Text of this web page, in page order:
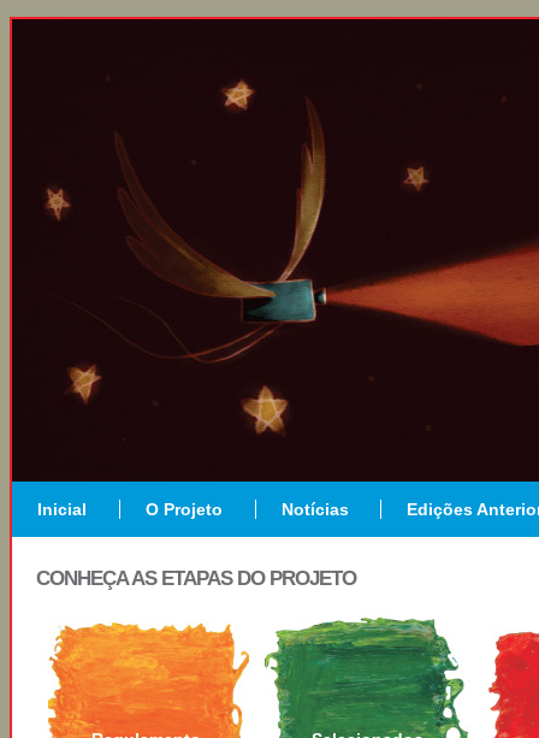
Inicial O Projeto Notícias Edições
CONHEÇA AS ETAPAS DO PROJETO